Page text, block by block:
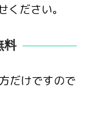
ださい。
料
だけですので